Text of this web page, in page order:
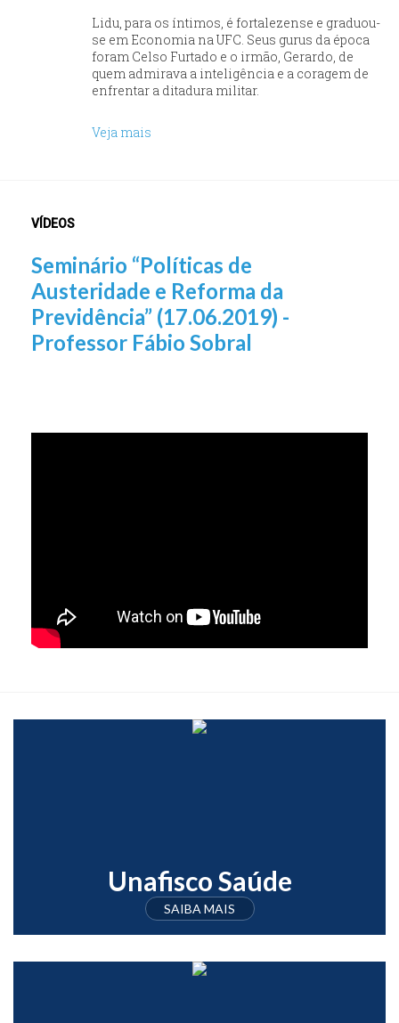
Lidu, para os íntimos, é fortalezense e graduou-
se em Economia na UFC. Seus gurus da época
foram Celso Furtado e o irmão, Gerardo, de
quem admirava a inteligência e a coragem de
enfrentar a ditadura militar.
Veja mais
VÍDEOS
Seminário “Políticas de
Austeridade e Reforma da
Previdência” (17.06.2019) -
Professor Fábio Sobral
Unafisco Saúde
SAIBA MAIS